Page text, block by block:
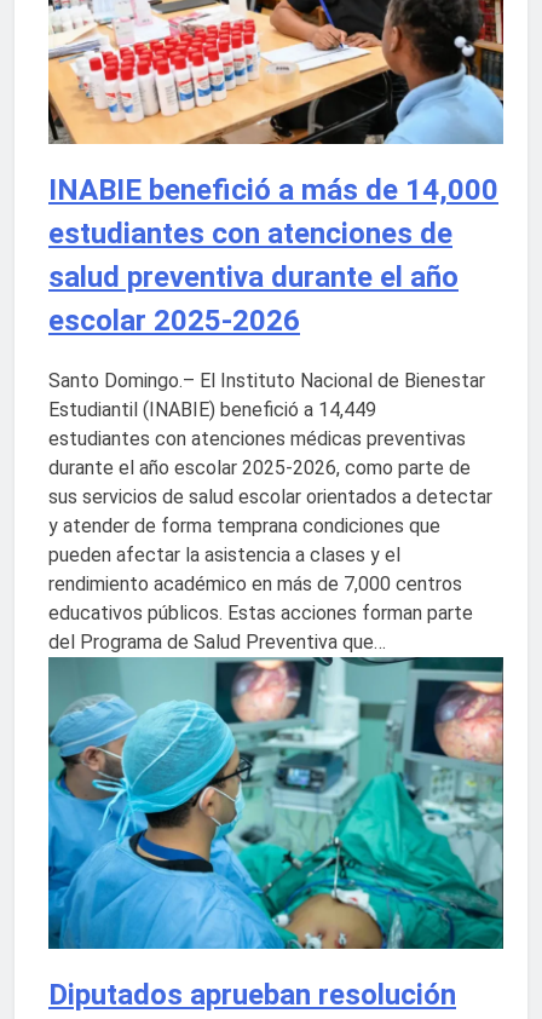
INABIE benefició a más de 14,000
estudiantes con atenciones de
salud preventiva durante el año
escolar 2025-2026
Santo Domingo.– El Instituto Nacional de Bienestar
Estudiantil (INABIE) benefició a 14,449
estudiantes con atenciones médicas preventivas
durante el año escolar 2025-2026, como parte de
sus servicios de salud escolar orientados a detectar
y atender de forma temprana condiciones que
pueden afectar la asistencia a clases y el
rendimiento académico en más de 7,000 centros
educativos públicos. Estas acciones forman parte
del Programa de Salud Preventiva que…
Diputados aprueban resolución